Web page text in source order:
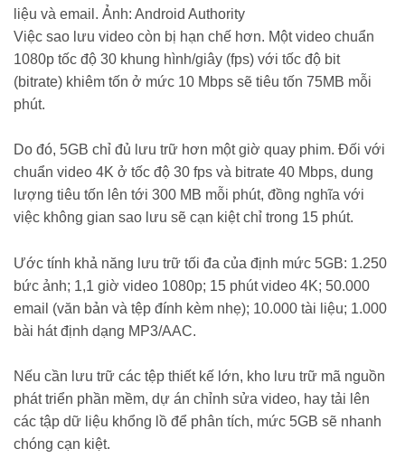
liệu và email. Ảnh: Android Authority
Việc sao lưu video còn bị hạn chế hơn. Một video chuẩn
1080p tốc độ 30 khung hình/giây (fps) với tốc độ bit
(bitrate) khiêm tốn ở mức 10 Mbps sẽ tiêu tốn 75MB mỗi
phút.
Do đó, 5GB chỉ đủ lưu trữ hơn một giờ quay phim. Đối với
chuẩn video 4K ở tốc độ 30 fps và bitrate 40 Mbps, dung
lượng tiêu tốn lên tới 300 MB mỗi phút, đồng nghĩa với
việc không gian sao lưu sẽ cạn kiệt chỉ trong 15 phút.
Ước tính khả năng lưu trữ tối đa của định mức 5GB: 1.250
bức ảnh; 1,1 giờ video 1080p; 15 phút video 4K; 50.000
email (văn bản và tệp đính kèm nhẹ); 10.000 tài liệu; 1.000
bài hát định dạng MP3/AAC.
Nếu cần lưu trữ các tệp thiết kế lớn, kho lưu trữ mã nguồn
phát triển phần mềm, dự án chỉnh sửa video, hay tải lên
các tập dữ liệu khổng lồ để phân tích, mức 5GB sẽ nhanh
chóng cạn kiệt.